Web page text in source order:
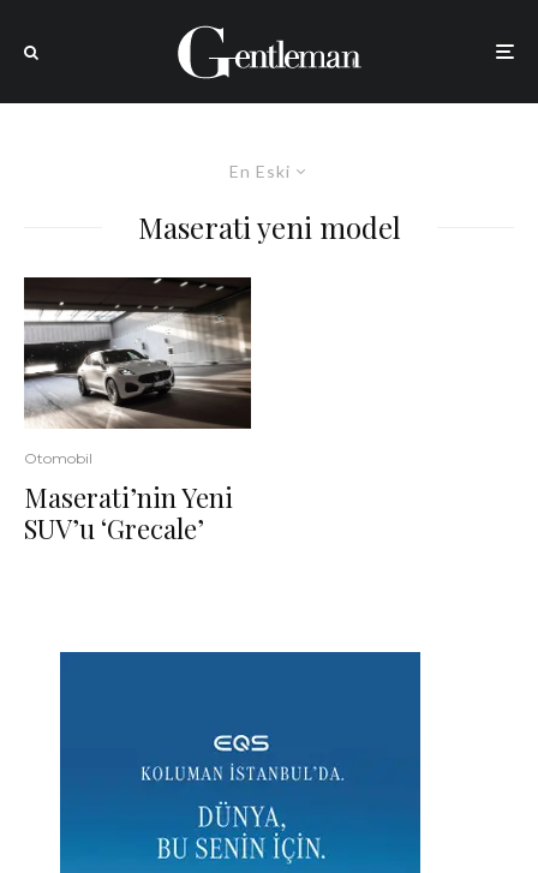
En Eski
Maserati yeni model
Otomobil
Maserati’nin Yeni
SUV’u ‘Grecale’